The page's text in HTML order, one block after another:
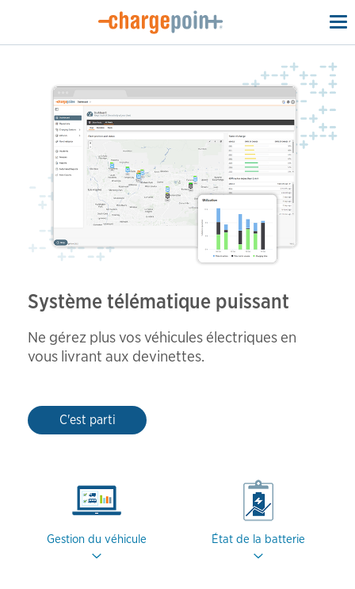
Système télématique puissant
Ne gérez plus vos véhicules électriques en
vous livrant aux devinettes.
C'est parti
Gestion du véhicule État de la batterie